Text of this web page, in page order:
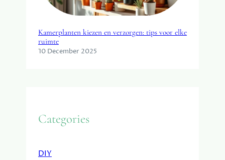
Kamerplanten kiezen en verzorgen: tips voor elke
ruimte
10 December 2025
Categories
DIY